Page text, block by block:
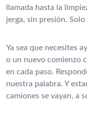
llamada hasta la
jerga, sin presión.
Ya sea que necesites
o un nuevo comienzo
en cada paso.
nuestra palabra. Y
camiones se vayan, a